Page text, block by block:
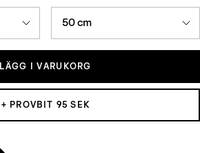
50 cm
LÄGG I VARUKORG
+ PROVBIT 95 SEK